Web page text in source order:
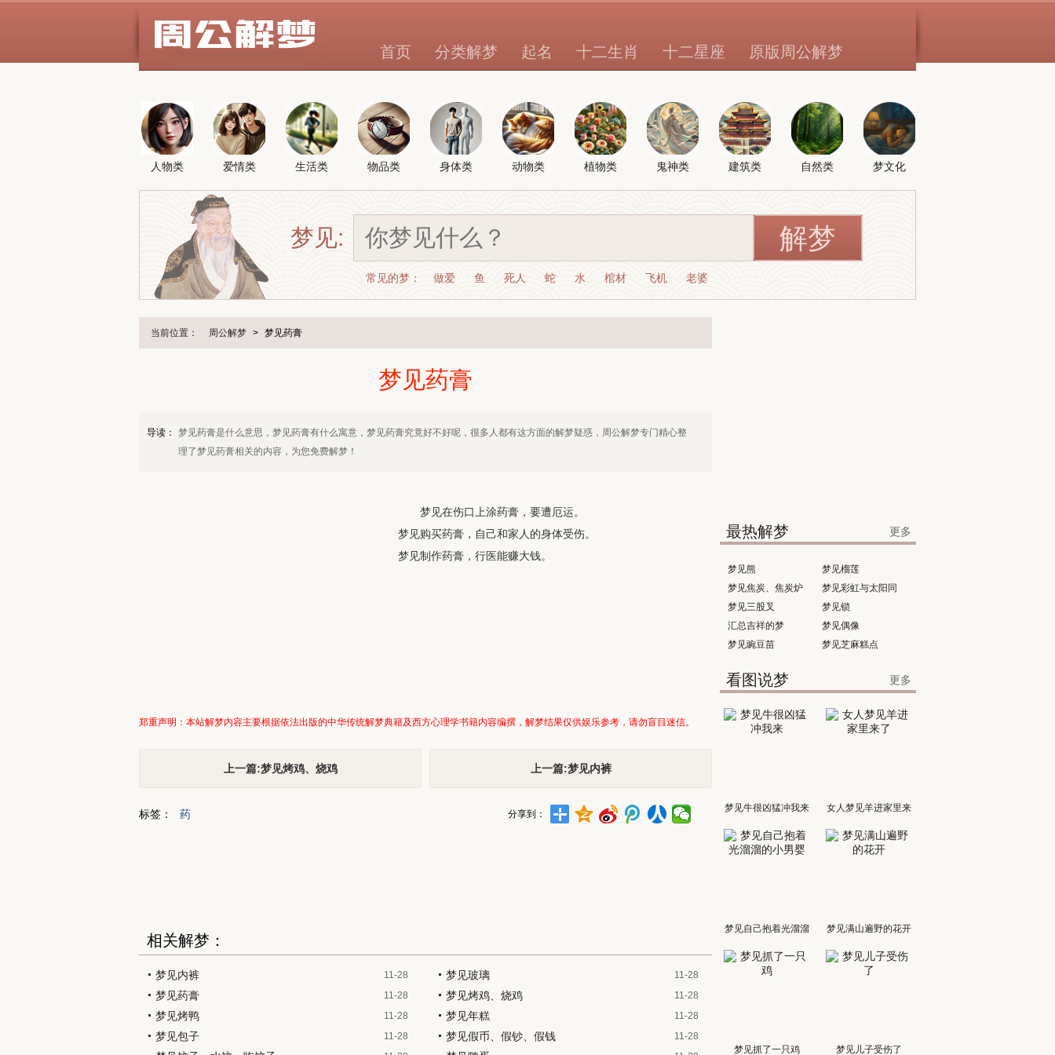
首页 分类解梦 起名 十二生肖 十二星座 原版周公解梦
人物类 爱情类 生活类 物品类 身体类 动物类 植物类 鬼神类 建筑类 自然类 梦文化
梦见:
常见的梦： 做爱 鱼 死人 蛇 水 棺材 飞机 老婆
当前位置： 周公解梦 > 梦见药膏
梦见药膏
导读：
梦见药膏是什么意思，梦见药膏有什么寓意，梦见药膏究竟好不好呢，很多人都有这方面的解梦疑惑，周公解梦专门精心整
理了梦见药膏相关的内容，为您免费解梦！
梦见在伤口上涂药膏，要遭厄运。
梦见购买药膏，自己和家人的身体受伤。
梦见制作药膏，行医能赚大钱。
郑重声明：本站解梦内容主要根据依法出版的中华传统解梦典籍及西方心理学书籍内容编撰，解梦结果仅供娱乐参考，请勿盲目迷信。
上一篇:梦见烤鸡、烧鸡 上一篇:梦见内裤
标签： 药 分享到：
相关解梦：
梦见内裤 11-28 梦见玻璃 11-28
梦见药膏 11-28 梦见烤鸡、烧鸡 11-28
梦见烤鸭 11-28 梦见年糕 11-28
梦见包子 11-28 梦见假币、假钞、假钱 11-28
最热解梦 更多
梦见熊
梦见榴莲
梦见焦炭、焦炭炉
梦见彩虹与太阳同
时出现
梦见三股叉
梦见锁
汇总吉祥的梦
梦见偶像
梦见豌豆苗
梦见芝麻糕点
看图说梦 更多
梦见牛很凶猛冲我来 女人梦见羊进家里来
了
梦见自己抱着光溜溜
的小男婴
梦见满山遍野的花开
梦见抓了一只鸡 梦见儿子受伤了